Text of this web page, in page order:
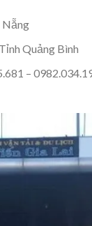
Nẵng
Quảng Bình
–